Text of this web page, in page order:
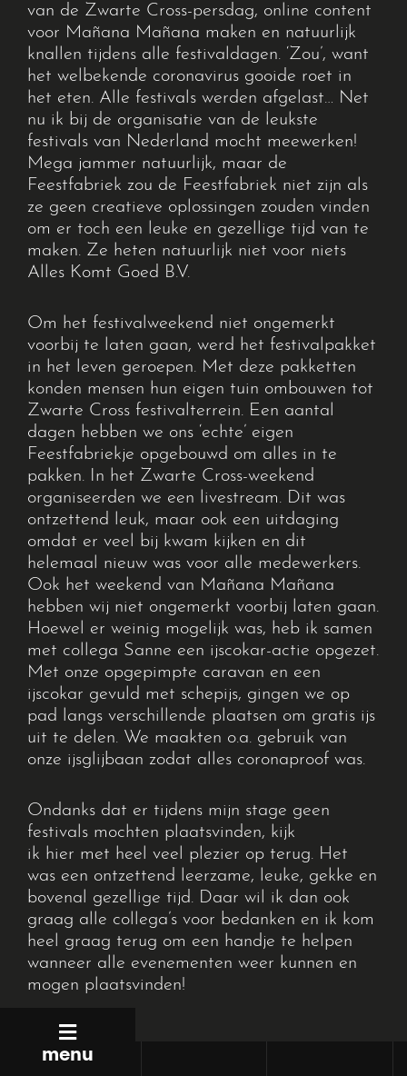
menu
van de Zwarte Cross-persdag, online content
voor Mañana Mañana maken en natuurlijk
knallen tijdens alle festivaldagen. ‘Zou’, want
het welbekende coronavirus gooide roet in
het eten. Alle festivals werden afgelast… Net
nu ik bij de organisatie van de leukste
festivals van Nederland mocht meewerken!
Mega jammer natuurlijk, maar de
Feestfabriek zou de Feestfabriek niet zijn als
ze geen creatieve oplossingen zouden vinden
om er toch een leuke en gezellige tijd van te
maken. Ze heten natuurlijk niet voor niets
Alles Komt Goed B.V.
Om het festivalweekend niet ongemerkt
voorbij te laten gaan, werd het festivalpakket
in het leven geroepen. Met deze pakketten
konden mensen hun eigen tuin ombouwen tot
Zwarte Cross festivalterrein. Een aantal
dagen hebben we ons ‘echte’ eigen
Feestfabriekje opgebouwd om alles in te
pakken. In het Zwarte Cross-weekend
organiseerden we een livestream. Dit was
ontzettend leuk, maar ook een uitdaging
omdat er veel bij kwam kijken en dit
helemaal nieuw was voor alle medewerkers.
Ook het weekend van Mañana Mañana
hebben wij niet ongemerkt voorbij laten gaan.
Hoewel er weinig mogelijk was, heb ik samen
met collega Sanne een ijscokar-actie opgezet.
Met onze opgepimpte caravan en een
ijscokar gevuld met schepijs, gingen we op
pad langs verschillende plaatsen om gratis ijs
uit te delen. We maakten o.a. gebruik van
onze ijsglijbaan zodat alles coronaproof was.
Ondanks dat er tijdens mijn stage geen
festivals mochten plaatsvinden, kijk
ik hier met heel veel plezier op terug. Het
was een ontzettend leerzame, leuke, gekke en
bovenal gezellige tijd. Daar wil ik dan ook
graag alle collega’s voor bedanken en ik kom
heel graag terug om een handje te helpen
wanneer alle evenementen weer kunnen en
mogen plaatsvinden!